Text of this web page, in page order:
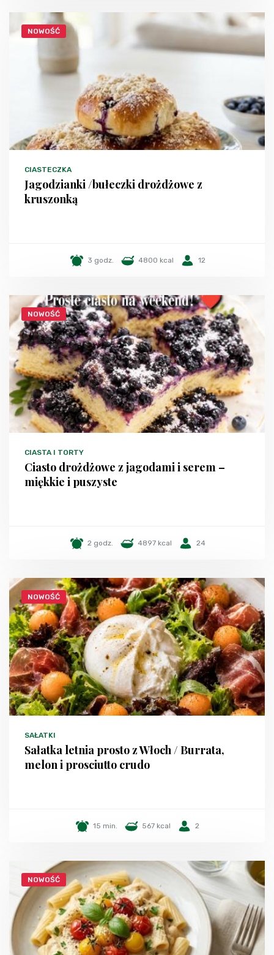
NOWOŚĆ
CIASTECZKA
Jagodzianki /bułeczki drożdżowe z
kruszonką
3 godz. 4800 kcal 12
NOWOŚĆ
CIASTA I TORTY
Ciasto drożdżowe z jagodami i serem –
miękkie i puszyste
2 godz. 4897 kcal 24
NOWOŚĆ
SAŁATKI
Sałatka letnia prosto z Włoch / Burrata,
melon i prosciutto crudo
15 min. 567 kcal 2
NOWOŚĆ